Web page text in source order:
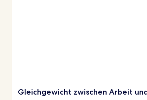
Gleichgewicht zwischen Arbeit